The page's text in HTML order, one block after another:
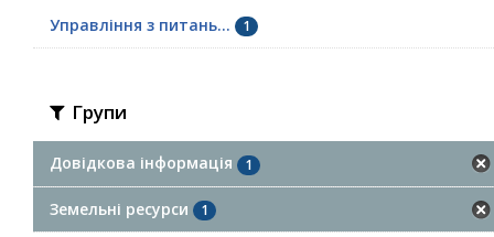
Управління з питань... 1
Групи
Довідкова інформація 1
Земельні ресурси 1